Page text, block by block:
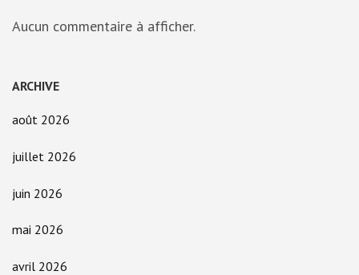
Aucun commentaire à afficher.
ARCHIVE
août 2026
juillet 2026
juin 2026
mai 2026
avril 2026